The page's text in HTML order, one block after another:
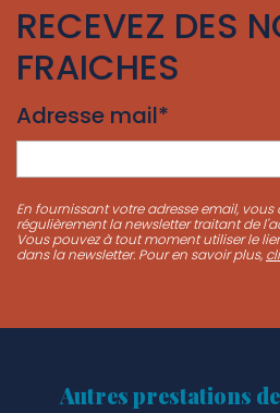
RECEVEZ DES
FRAICHES
Adresse mail*
En fournissant votre adresse email, vous
régulièrement la newsletter traitant de
Vous pouvez à tout moment utiliser le
dans la newsletter. Pour en savoir plus,
Autres prestations